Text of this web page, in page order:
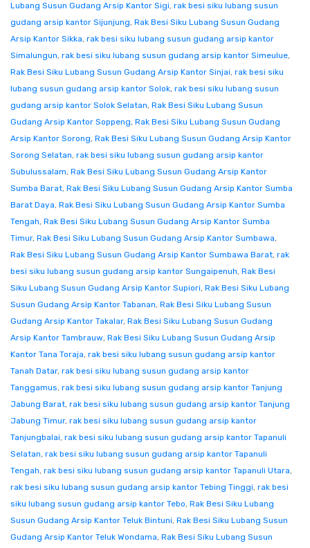
Lubang Susun Gudang Arsip Kantor Sigi, rak besi siku lubang susun
gudang arsip kantor Sijunjung, Rak Besi Siku Lubang Susun Gudang
Arsip Kantor Sikka, rak besi siku lubang susun gudang arsip kantor
Simalungun, rak besi siku lubang susun gudang arsip kantor Simeulue,
Rak Besi Siku Lubang Susun Gudang Arsip Kantor Sinjai, rak besi siku
lubang susun gudang arsip kantor Solok, rak besi siku lubang susun
gudang arsip kantor Solok Selatan, Rak Besi Siku Lubang Susun
Gudang Arsip Kantor Soppeng, Rak Besi Siku Lubang Susun Gudang
Arsip Kantor Sorong, Rak Besi Siku Lubang Susun Gudang Arsip Kantor
Sorong Selatan, rak besi siku lubang susun gudang arsip kantor
Subulussalam, Rak Besi Siku Lubang Susun Gudang Arsip Kantor
Sumba Barat, Rak Besi Siku Lubang Susun Gudang Arsip Kantor Sumba
Barat Daya, Rak Besi Siku Lubang Susun Gudang Arsip Kantor Sumba
Tengah, Rak Besi Siku Lubang Susun Gudang Arsip Kantor Sumba
Timur, Rak Besi Siku Lubang Susun Gudang Arsip Kantor Sumbawa,
Rak Besi Siku Lubang Susun Gudang Arsip Kantor Sumbawa Barat, rak
besi siku lubang susun gudang arsip kantor Sungaipenuh, Rak Besi
Siku Lubang Susun Gudang Arsip Kantor Supiori, Rak Besi Siku Lubang
Susun Gudang Arsip Kantor Tabanan, Rak Besi Siku Lubang Susun
Gudang Arsip Kantor Takalar, Rak Besi Siku Lubang Susun Gudang
Arsip Kantor Tambrauw, Rak Besi Siku Lubang Susun Gudang Arsip
Kantor Tana Toraja, rak besi siku lubang susun gudang arsip kantor
Tanah Datar, rak besi siku lubang susun gudang arsip kantor
Tanggamus, rak besi siku lubang susun gudang arsip kantor Tanjung
Jabung Barat, rak besi siku lubang susun gudang arsip kantor Tanjung
Jabung Timur, rak besi siku lubang susun gudang arsip kantor
Tanjungbalai, rak besi siku lubang susun gudang arsip kantor Tapanuli
Selatan, rak besi siku lubang susun gudang arsip kantor Tapanuli
Tengah, rak besi siku lubang susun gudang arsip kantor Tapanuli Utara,
rak besi siku lubang susun gudang arsip kantor Tebing Tinggi, rak besi
siku lubang susun gudang arsip kantor Tebo, Rak Besi Siku Lubang
Susun Gudang Arsip Kantor Teluk Bintuni, Rak Besi Siku Lubang Susun
Gudang Arsip Kantor Teluk Wondama, Rak Besi Siku Lubang Susun